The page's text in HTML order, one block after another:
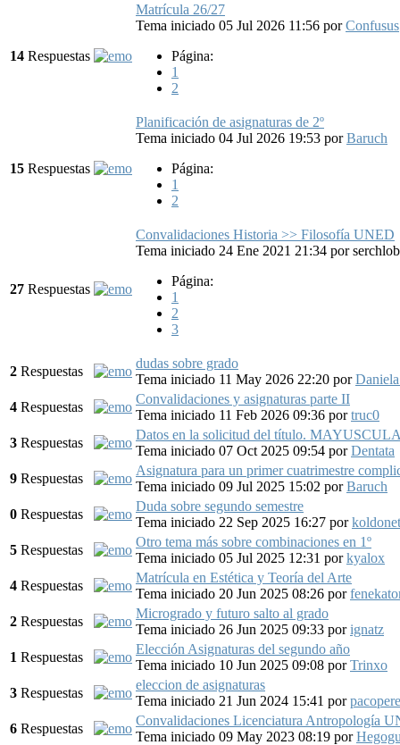
14 Respuestas
Matrícula 26/27
Tema iniciado 05 Jul 2026 11:56 porConfusus
Página:
1
2
15 Respuestas
Planificación de asignaturas de 2º
Tema iniciado 04 Jul 2026 19:53 porBaruch
Página:
1
2
27 Respuestas
Convalidaciones Historia >> Filosofía UNED
Tema iniciado 24 Ene 2021 21:34 por
Página:
1
2
3
2 Respuestas
dudas sobre grado
Tema iniciado 11 May 2026 22:20 por
4 Respuestas
Convalidaciones y asignaturas parte II
Tema iniciado 11 Feb 2026 09:36 portruc0
3 Respuestas
Datos en la solicitud del título.
Tema iniciado 07 Oct 2025 09:54 porDentata
9 Respuestas
Asignatura para un primer cuatrimestre
Tema iniciado 09 Jul 2025 15:02 porBaruch
0 Respuestas
Duda sobre segundo semestre
Tema iniciado 22 Sep 2025 16:27 porkoldonet
5 Respuestas
Otro tema más sobre combinaciones en 1º
Tema iniciado 05 Jul 2025 12:31 porkyalox
4 Respuestas
Matrícula en Estética y Teoría del Arte
Tema iniciado 20 Jun 2025 08:26 por
2 Respuestas
Microgrado y futuro salto al grado
Tema iniciado 26 Jun 2025 09:33 porignatz
1 Respuestas
Elección Asignaturas del segundo año
Tema iniciado 10 Jun 2025 09:08 porTrinxo
3 Respuestas
eleccion de asignaturas
Tema iniciado 21 Jun 2024 15:41 por
6 Respuestas
Convalidaciones Licenciatura Antropología
Tema iniciado 09 May 2023 08:19 por